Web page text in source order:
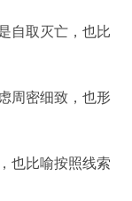
自取灭亡，也比
周密细致，也形
也比喻按照线索